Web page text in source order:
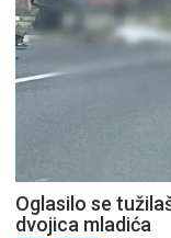
Oglasilo se
dvojica mladića